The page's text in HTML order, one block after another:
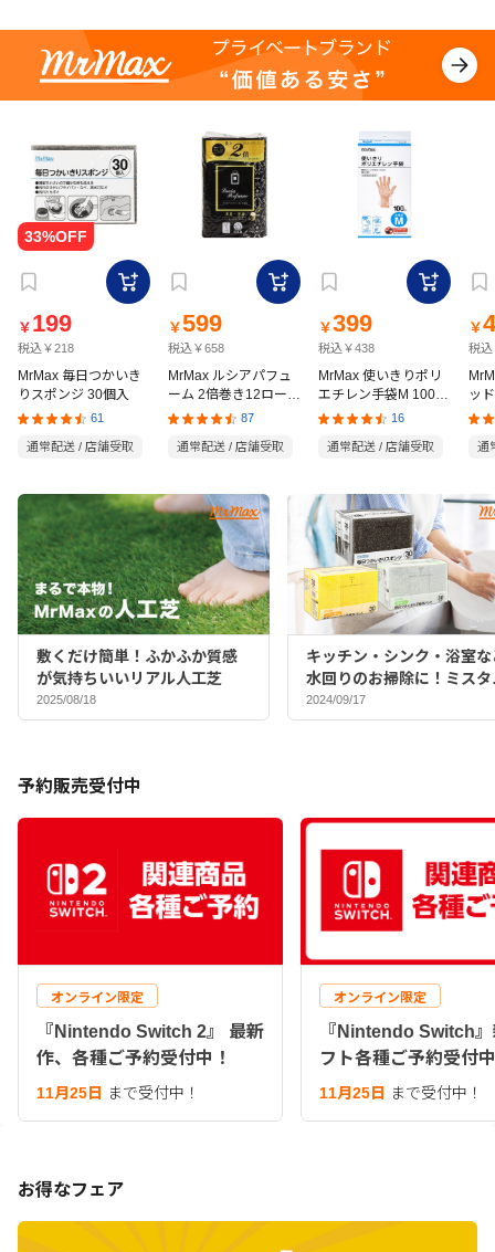
￥ 199
税込￥218
MrMax 毎日つかいき
りスポンジ 30個入
61
通常配送 / 店舗受取
￥599
税込￥658
MrMax ルシアパフュ
ーム 2倍巻き12ロール
ダブル
87
通常配送 / 店舗受取
￥399
税込￥438
MrMax 使いきりポリ
エチレン手袋M 100枚
入
16
通常配送 / 店舗受取
￥
税込
ッ
の
通
敷くだけ簡単！ふかふか質感
が気持ちいいリアル人工芝
2025/08/18
キッチン・シンク・浴室な
水回りのお掃除に！ミスタ
マックスバイヤーおすすめ
ポンジ♪
2024/09/17
予約販売受付中
オンライン限定
『Nintendo Switch 2』 最新
作、各種ご予約受付中！
11月25日 まで受付中！
オンライン限定
『Nintendo Switch
フト各種ご予約受付
11月25日 まで受付中！
お得なフェア